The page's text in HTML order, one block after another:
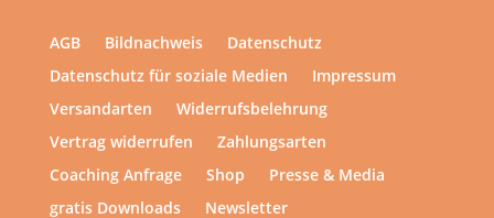
AGB Bildnachweis
Datenschutz
Datenschutz für soziale Medien
Impressum
Versandarten
Widerrufsbelehrung
Vertrag widerrufen
Zahlungsarten
Coaching Anfrage
Shop
Presse & Media
gratis Downloads
Newsletter